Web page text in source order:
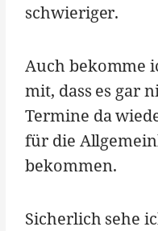
schwieriger.
Auch bekomme
mit, dass es gar
Termine da
für die
bekommen.
Sicherlich sehe